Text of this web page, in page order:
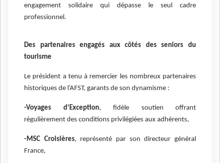
engagement solidaire qui dépasse le seul cadre
professionnel.
Des partenaires engagés aux côtés des seniors du
tourisme
Le président a tenu à remercier les nombreux partenaires
historiques de l’AFST, garants de son dynamisme :
-Voyages d’Exception, fidèle soutien offrant
régulièrement des conditions privilégiées aux adhérents,
-MSC Croisières, représenté par son directeur général
France,